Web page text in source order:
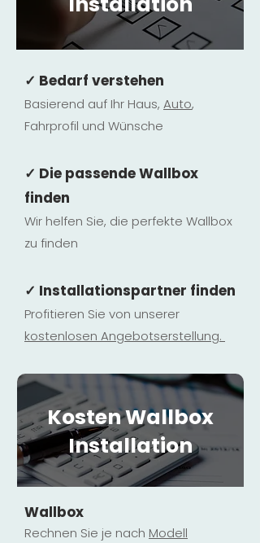
✓ Bedarf verstehen
Basierend auf Ihr Haus, Auto,
Fahrprofil und Wünsche
✓ Die passende Wallbox
finden
Wir helfen Sie, die perfekte Wallbox
zu finden
✓ Installationspartner finden
Profitieren Sie von unserer
kostenlosen Angebotserstellung.
Kosten Wallbox
Installation
Wallbox
Rechnen Sie je nach Modell